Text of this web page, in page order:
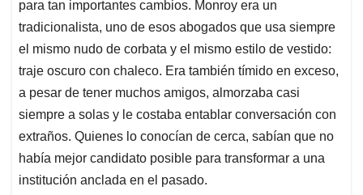
para tan importantes cambios. Monroy era un
tradicionalista, uno de esos abogados que usa siempre
el mismo nudo de corbata y el mismo estilo de vestido:
traje oscuro con chaleco. Era también tímido en exceso,
a pesar de tener muchos amigos, almorzaba casi
siempre a solas y le costaba entablar conversación con
extraños. Quienes lo conocían de cerca, sabían que no
había mejor candidato posible para transformar a una
institución anclada en el pasado.